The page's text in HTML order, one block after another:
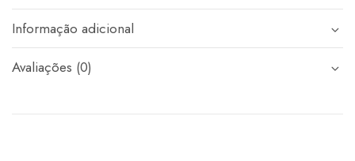
Informação adicional
Avaliações (0)